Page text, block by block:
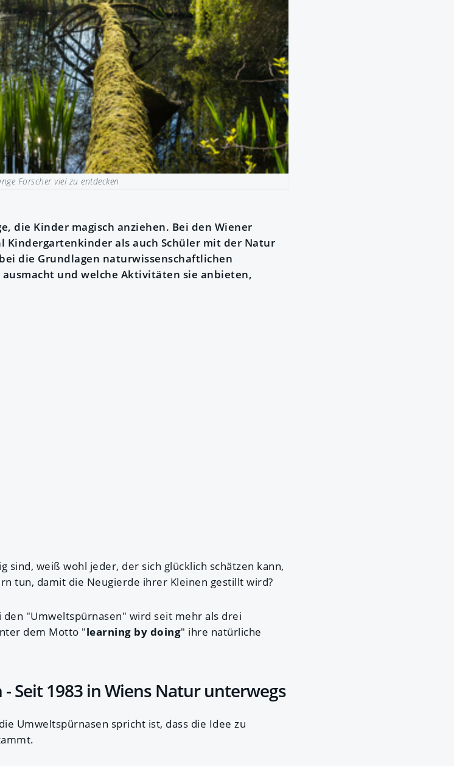
Forscher viel zu entdecken
die Kinder magisch anziehen. Bei den Wiener
Kindergartenkinder als auch Schüler mit der Natur
die Grundlagen naturwissenschaftlichen
und welche Aktivitäten sie anbieten,
sind, weiß wohl jeder, der sich glücklich schätzen kann,
tun, damit die Neugierde ihrer Kleinen gestillt wird?
"Umweltspürnasen" wird seit mehr als drei
dem Motto "learning by doing" ihre natürliche
Seit 1983 in Wiens Natur unterwegs
Umweltspürnasen spricht ist, dass die Idee zu